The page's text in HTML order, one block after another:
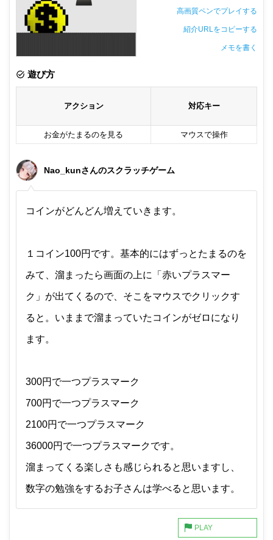
高画質ペンでプレイする
紹介URLをコピーする
メモを書く
遊び方
アクション 対応キー
お金がたまるのを見る マウスで操作
Nao_kunさんのスクラッチゲーム
コインがどんどん増えていきます。
１コイン100円です。基本的にはずっとたまるのを
みて、溜まったら画面の上に「赤いプラスマー
ク」が出てくるので、そこをマウスでクリックす
ると。いままで溜まっていたコインがゼロになり
ます。
300円で一つプラスマーク
700円で一つプラスマーク
2100円で一つプラスマーク
36000円で一つプラスマークです。
溜まってくる楽しさも感じられると思いますし、
数字の勉強をするお子さんは学べると思います。